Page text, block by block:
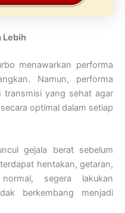
Lebih
menawarkan performa
Namun, performa
transmisi yang sehat agar
optimal dalam setiap
gejala berat sebelum
hentakan, getaran,
segera lakukan
berkembang menjadi